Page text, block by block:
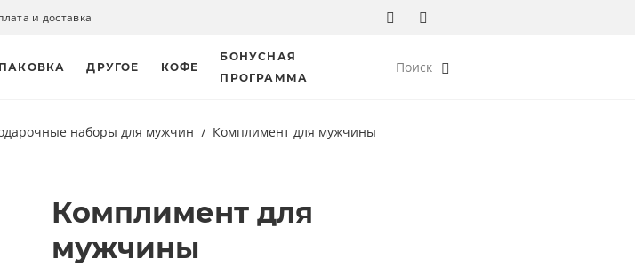
и доставка
ДРУГОЕ КОФЕ
БОНУСНАЯ
ПРОГРАММА
Поиск
наборы для мужчин Комплимент для мужчины
Комплимент для
мужчины